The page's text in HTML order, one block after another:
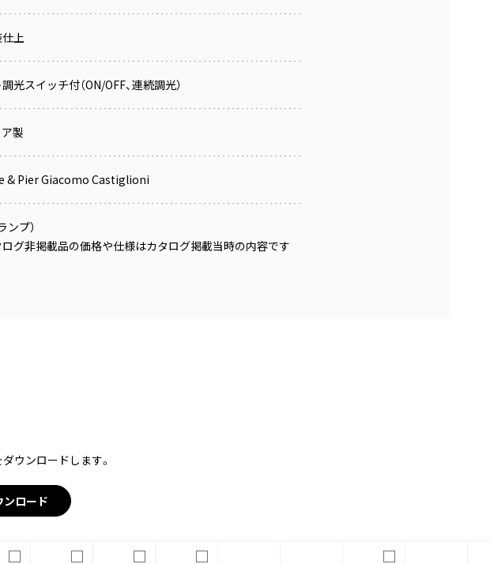
上
光スイッチ付（ON/OFF、連続調光）
製
& Pier Giacomo Castiglioni
ンプ）
グ非掲載品の価格や仕様はカタログ掲載当時の内容です
ウンロードします。
ンロード